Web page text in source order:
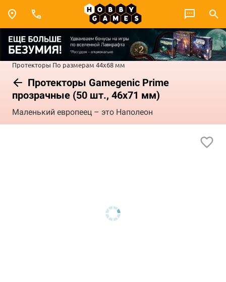
Протекторы По размерам 44x68 мм
Протекторы Gamegenic Prime
прозрачные (50 шт., 46x71 мм)
Маленький европеец – это Наполеон